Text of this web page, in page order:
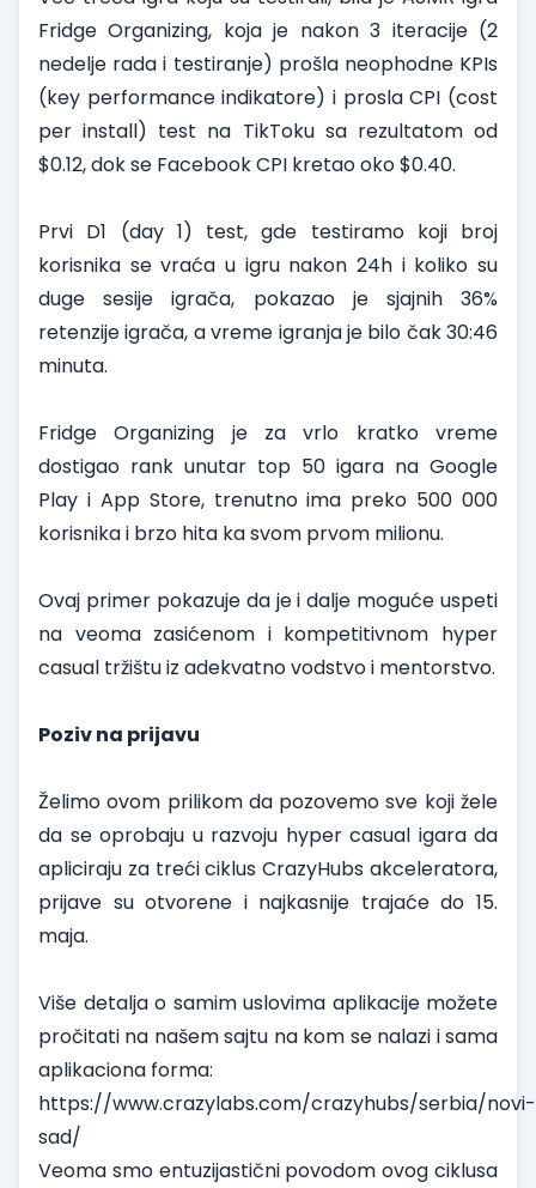
Fridge Organizing, koja je nakon 3 iteracije (2
nedelje rada i testiranje) prošla neophodne KPIs
(key performance indikatore) i prosla CPI (cost
per install) test na TikToku sa rezultatom od
$0.12, dok se Facebook CPI kretao oko $0.40.
Prvi D1 (day 1) test, gde testiramo koji broj
korisnika se vraća u igru nakon 24h i koliko su
duge sesije igrača, pokazao je sjajnih 36%
retenzije igrača, a vreme igranja je bilo čak 30:46
minuta.
Fridge Organizing je za vrlo kratko vreme
dostigao rank unutar top 50 igara na Google
Play i App Store, trenutno ima preko 500 000
korisnika i brzo hita ka svom prvom milionu.
Ovaj primer pokazuje da je i dalje moguće uspeti
na veoma zasićenom i kompetitivnom hyper
casual tržištu iz adekvatno vodstvo i mentorstvo.
Poziv na prijavu
Želimo ovom prilikom da pozovemo sve koji žele
da se oprobaju u razvoju hyper casual igara da
apliciraju za treći ciklus CrazyHubs akceleratora,
prijave su otvorene i najkasnije trajaće do 15.
maja.
Više detalja o samim uslovima aplikacije možete
pročitati na našem sajtu na kom se nalazi i sama
aplikaciona forma:
https://www.crazylabs.com/crazyhubs/serbia/novi-
sad/
Veoma smo entuzijastični povodom ovog ciklusa